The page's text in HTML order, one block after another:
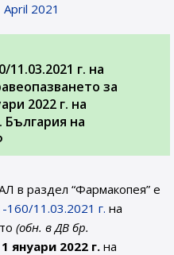
2021
г. на
за
2022 г. на
България на
в раздел “Фармакопея” е
11.03.2021 г. на
(обн. в ДВ бр.
януари 2022 г. на